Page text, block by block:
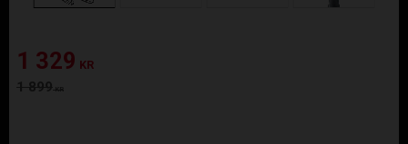
Nedsatt pris:
1 329 KR
Ordinarie pris:
1 899KR